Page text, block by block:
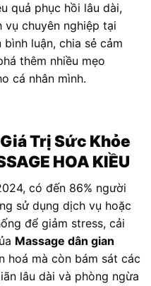
quả phục hồi lâu dài,
vụ chuyên nghiệp tại
bình luận, chia sẻ cảm
thêm nhiều mẹo
cá nhân mình.
Trị Sức Khỏe
HOA KIỀU
có đến 86% người
sử dụng dịch vụ hoặc
để giảm stress, cải
Massage dân gian
hoá mà còn bám sát các
lâu dài và phòng ngừa